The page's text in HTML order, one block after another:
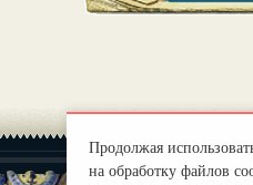
Продолжая
на обработку файлов